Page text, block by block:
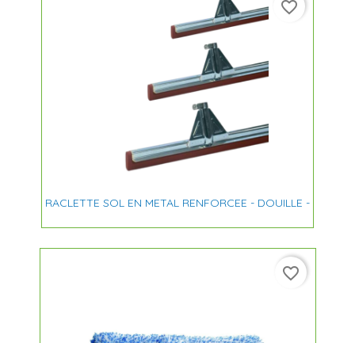
RACLETTE SOL EN METAL RENFORCEE - DOUILLE -
favorite_border
favorite_border